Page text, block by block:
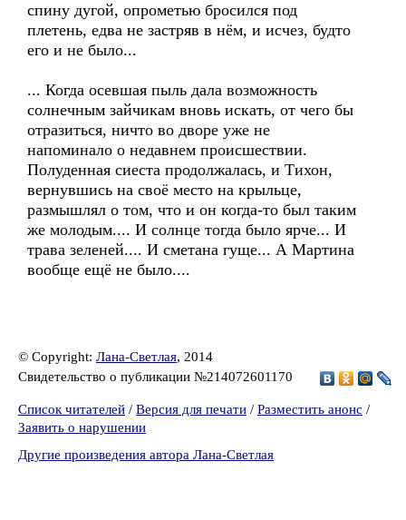
спину дугой, опрометью бросился под
плетень, едва не застряв в нём, и исчез, будто
его и не было...
... Когда осевшая пыль дала возможность
солнечным зайчикам вновь искать, от чего бы
отразиться, ничто во дворе уже не
напоминало о недавнем происшествии.
Полуденная сиеста продолжалась, и Тихон,
вернувшись на своё место на крыльце,
размышлял о том, что и он когда-то был таким
же молодым.... И солнце тогда было ярче... И
трава зеленей.... И сметана гуще... А Мартина
вообще ещё не было....
© Copyright: Лана-Светлая, 2014
Свидетельство о публикации №214072601170
Список читателей / Версия для печати / Разместить анонс /
Заявить о нарушении
Другие произведения автора Лана-Светлая